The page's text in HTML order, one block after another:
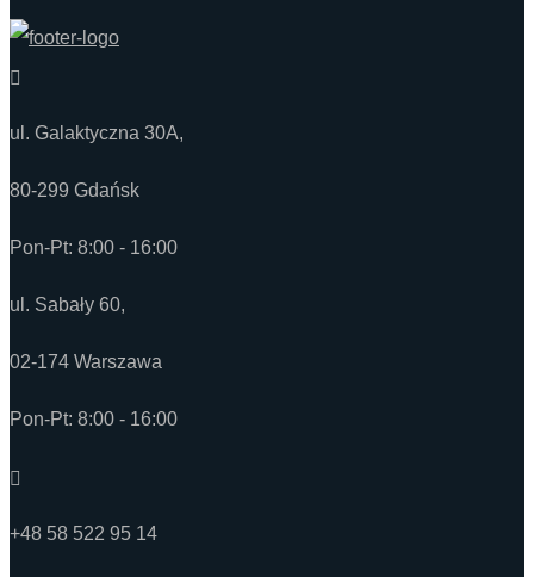
ul. Galaktyczna 30A,
80-299 Gdańsk
Pon-Pt: 8:00 - 16:00
ul. Sabały 60,
02-174 Warszawa
Pon-Pt: 8:00 - 16:00
+48 58 522 95 14